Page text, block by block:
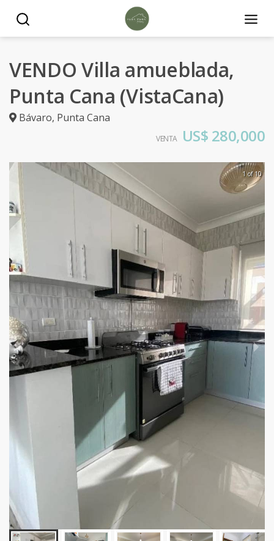
VENDO Villa amueblada,
Punta Cana (VistaCana)
Bávaro, Punta Cana
VENTA US$ 280,000
1 of 10